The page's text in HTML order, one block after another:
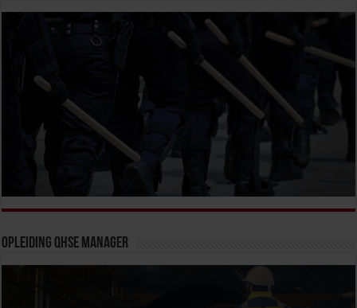
Opleiding QHSE Manager